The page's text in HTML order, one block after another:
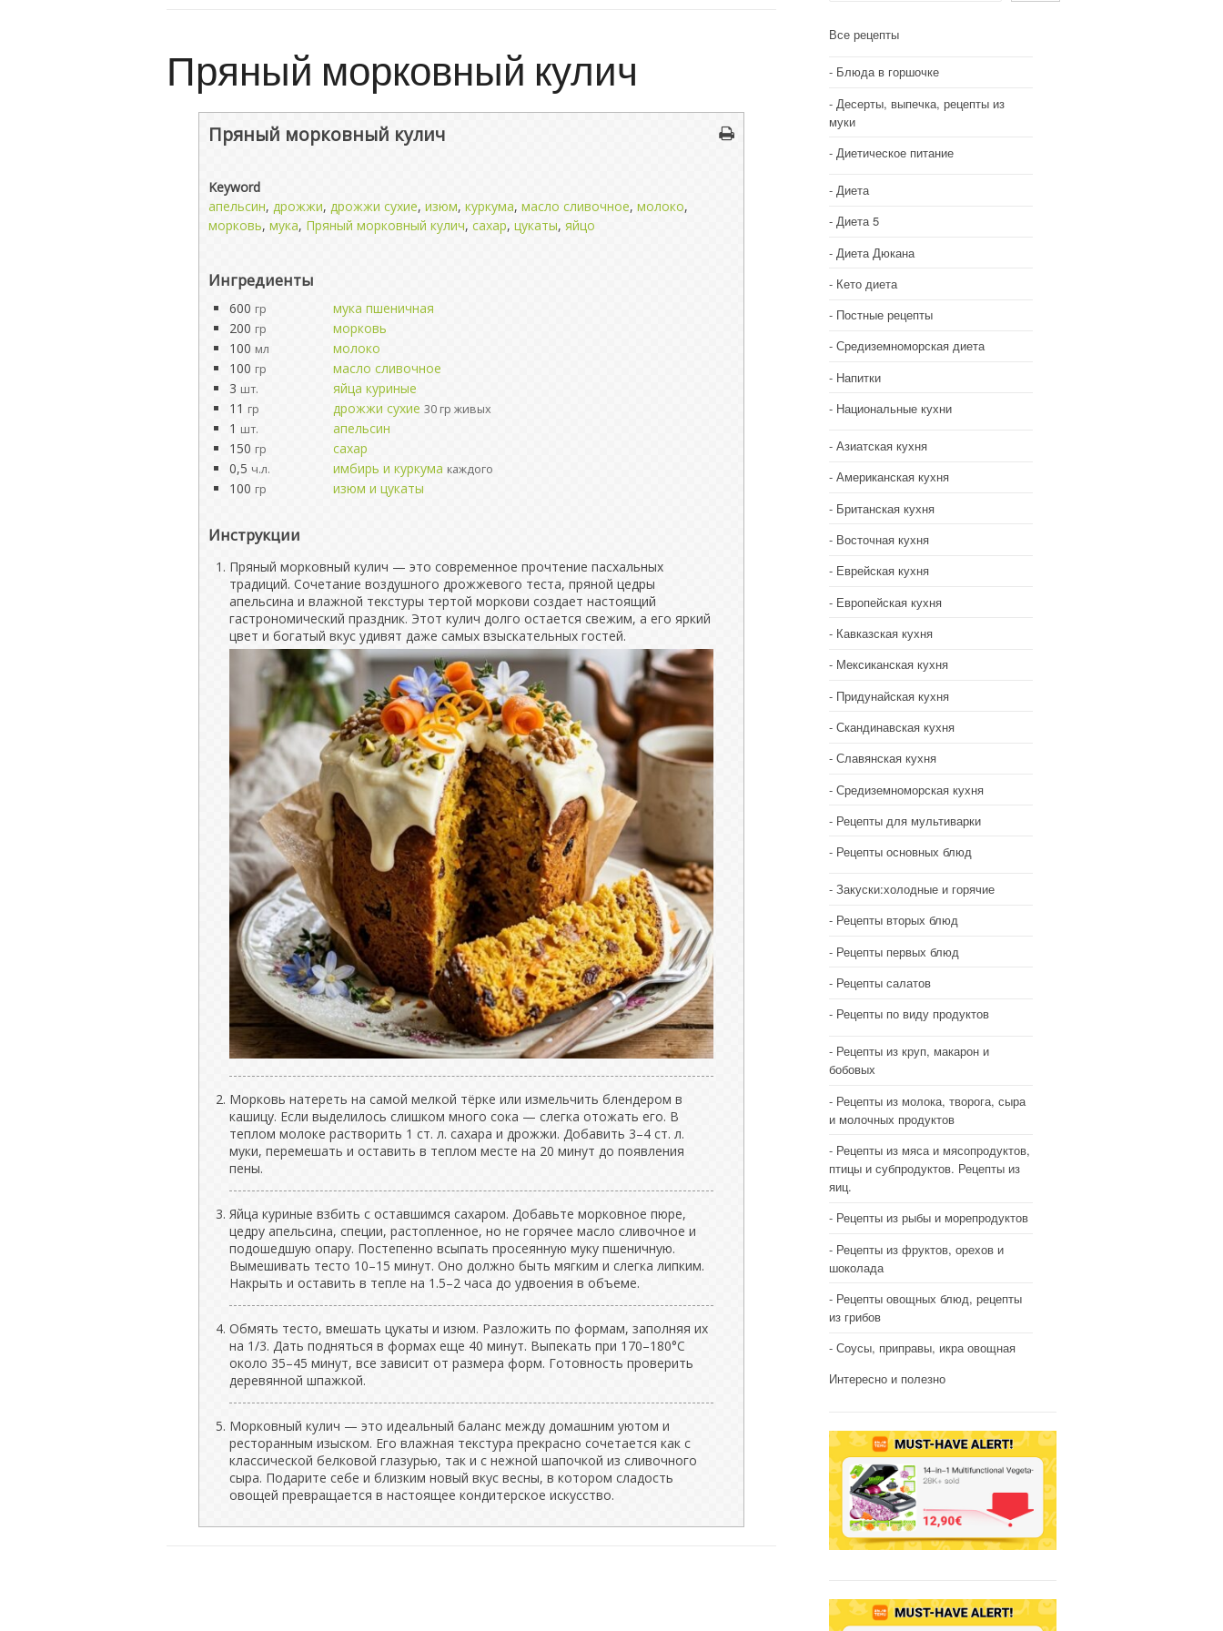
Пряный морковный кулич
Пряный морковный кулич
Keyword
апельсин, дрожжи, дрожжи сухие, изюм, куркума, масло сливочное, молоко,
морковь, мука, Пряный морковный кулич, сахар, цукаты, яйцо
Ингредиенты
600 гр
мука пшеничная
200 гр
морковь
100 мл
молоко
100 гр
масло сливочное
3 шт.
яйца куриные
11 гр дрожжи сухие 30 гр живых
1 шт.
апельсин
150 гр
сахар
0,5 ч.л. имбирь и куркума каждого
100 гр изюм и цукаты
Инструкции
Пряный морковный кулич — это современное прочтение пасхальных
традиций. Сочетание воздушного дрожжевого теста, пряной цедры
апельсина и влажной текстуры тертой моркови создает настоящий
гастрономический праздник. Этот кулич долго остается свежим, а его яркий
цвет и богатый вкус удивят даже самых взыскательных гостей.
Морковь натереть на самой мелкой тёрке или измельчить блендером в
кашицу. Если выделилось слишком много сока — слегка отожать его. В
теплом молоке растворить 1 ст. л. сахара и дрожжи. Добавить 3–4 ст. л.
муки, перемешать и оставить в теплом месте на 20 минут до появления
пены.
Яйца куриные взбить с оставшимся сахаром. Добавьте морковное пюре,
цедру апельсина, специи, растопленное, но не горячее масло сливочное и
подошедшую опару. Постепенно всыпать просеянную муку пшеничную.
Вымешивать тесто 10–15 минут. Оно должно быть мягким и слегка липким.
Накрыть и оставить в тепле на 1.5–2 часа до удвоения в объеме.
Обмять тесто, вмешать цукаты и изюм. Разложить по формам, заполняя их
на 1/3. Дать подняться в формах еще 40 минут. Выпекать при 170–180°C
около 35–45 минут, все зависит от размера форм. Готовность проверить
деревянной шпажкой.
Морковный кулич — это идеальный баланс между домашним уютом и
ресторанным изыском. Его влажная текстура прекрасно сочетается как с
классической белковой глазурью, так и с нежной шапочкой из сливочного
сыра. Подарите себе и близким новый вкус весны, в котором сладость
овощей превращается в настоящее кондитерское искусство.
Все рецепты
Блюда в горшочке
Десерты, выпечка, рецепты из
муки
Диетическое питание
Диета
Диета 5
Диета Дюкана
Кето диета
Постные рецепты
Средиземноморская диета
Напитки
Национальные кухни
Азиатская кухня
Американская кухня
Британская кухня
Восточная кухня
Еврейская кухня
Европейская кухня
Кавказская кухня
Мексиканская кухня
Придунайская кухня
Скандинавская кухня
Славянская кухня
Средиземноморская кухня
Рецепты для мультиварки
Рецепты основных блюд
Закуски:холодные и горячие
Рецепты вторых блюд
Рецепты первых блюд
Рецепты салатов
Рецепты по виду продуктов
Рецепты из круп, макарон и
бобовых
Рецепты из молока, творога, сыра
и молочных продуктов
Рецепты из мяса и мясопродуктов,
птицы и субпродуктов. Рецепты из
яиц.
Рецепты из рыбы и морепродуктов
Рецепты из фруктов, орехов и
шоколада
Рецепты овощных блюд, рецепты
из грибов
Соусы, приправы, икра овощная
Интересно и полезно